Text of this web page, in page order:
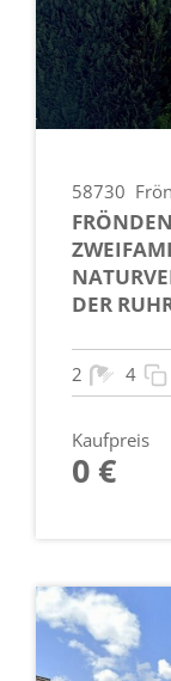
58730
DER
2 4
Kaufpreis
0 €